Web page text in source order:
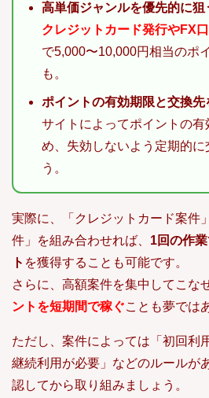
高単価ジャンルを優先的に狙
クレジットカード発行やFX
で5,000〜10,000円相当のポ
も。
ポイントの有効期限と交換先
サイトによってポイントの有
め、失効しないよう定期的に
う。
実際に、「クレジットカード案件
件」を組み合わせれば、 1回の作
ト を獲得することも可能です。
さらに、高額案件を集中してこな
ントを短期間で稼ぐことも夢では
ただし、案件によっては「初回利
継続利用が必要」などのルールが
認してから取り組みましょう。